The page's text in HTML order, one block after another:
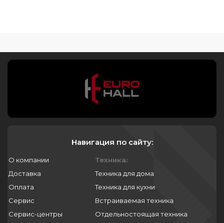
Навигация по сайту:
О компании
Доставка
Оплата
Сервис
Сервис-центры
Техника:
Техника для дома
Техника для кухни
Встраиваемая техника
Отдельностоящая техника